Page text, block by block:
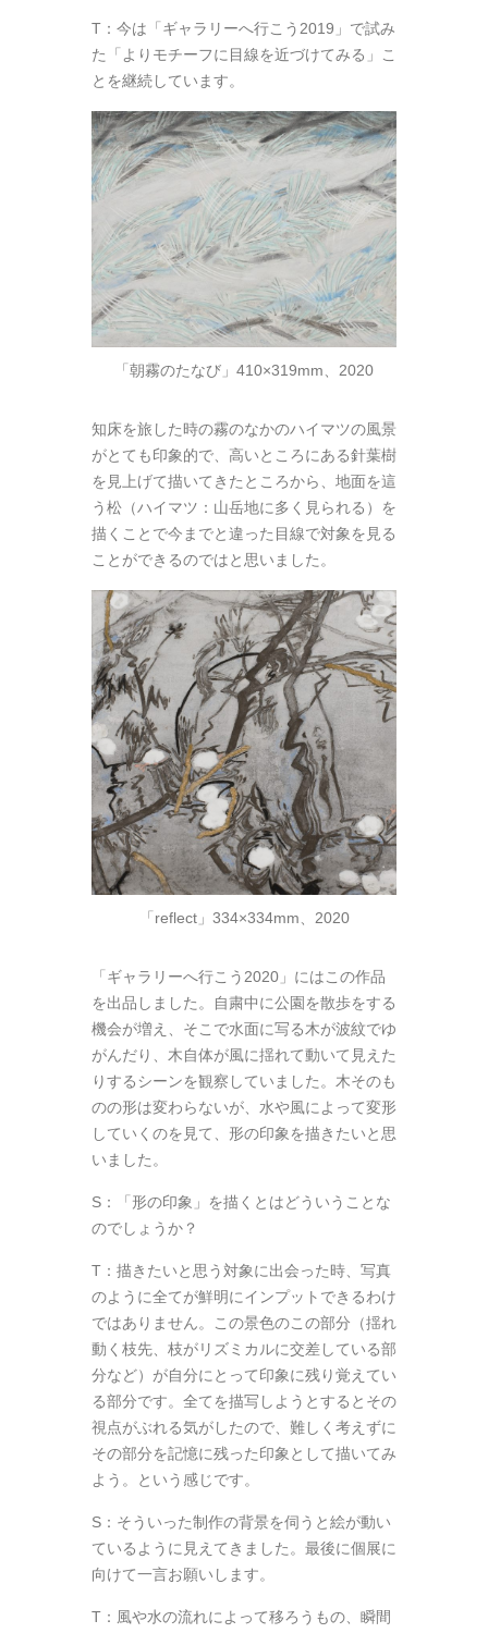
T：今は「ギャラリーへ行こう2019」で試み
た「よりモチーフに目線を近づけてみる」こ
とを継続しています。
「朝霧のたなび」410×319mm、2020
知床を旅した時の霧のなかのハイマツの風景
がとても印象的で、高いところにある針葉樹
を見上げて描いてきたところから、地面を這
う松（ハイマツ：山岳地に多く見られる）を
描くことで今までと違った目線で対象を見る
ことができるのではと思いました。
「reflect」334×334mm、2020
「ギャラリーへ行こう2020」にはこの作品
を出品しました。自粛中に公園を散歩をする
機会が増え、そこで水面に写る木が波紋でゆ
がんだり、木自体が風に揺れて動いて見えた
りするシーンを観察していました。木そのも
のの形は変わらないが、水や風によって変形
していくのを見て、形の印象を描きたいと思
いました。
S：「形の印象」を描くとはどういうことな
のでしょうか？
T：描きたいと思う対象に出会った時、写真
のように全てが鮮明にインプットできるわけ
ではありません。この景色のこの部分（揺れ
動く枝先、枝がリズミカルに交差している部
分など）が自分にとって印象に残り覚えてい
る部分です。全てを描写しようとするとその
視点がぶれる気がしたので、難しく考えずに
その部分を記憶に残った印象として描いてみ
よう。という感じです。
S：そういった制作の背景を伺うと絵が動い
ているように見えてきました。最後に個展に
向けて一言お願いします。
T：風や水の流れによって移ろうもの、瞬間